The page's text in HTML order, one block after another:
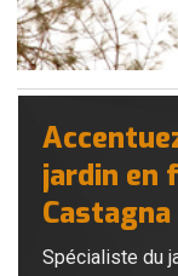
jardin en
Spécialiste du